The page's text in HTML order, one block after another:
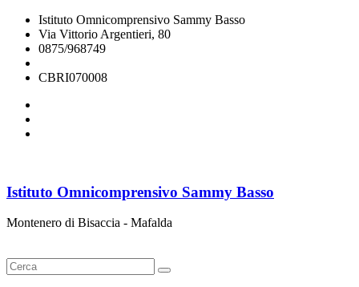
Istituto Omnicomprensivo Sammy Basso
Via Vittorio Argentieri, 80
0875/968749
CBRI070008
Istituto Omnicomprensivo Sammy Basso
Montenero di Bisaccia - Mafalda